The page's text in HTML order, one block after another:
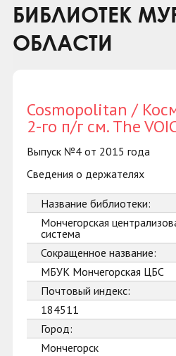
БИБЛИОТЕК
ОБЛАСТИ
Cosmopolitan /
2-го п/г см. The
Выпуск №4 от 2015 года
Сведения о держателях
Название библиотеки:
Мончегорская
система
Сокращенное название:
МБУК Мончегорская ЦБС
Почтовый индекс:
184511
Город:
Мончегорск